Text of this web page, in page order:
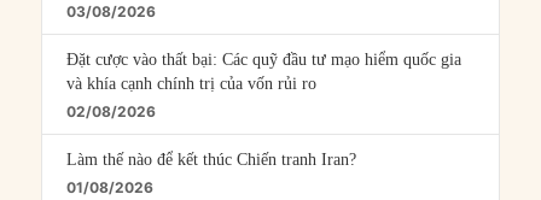
03/08/2026
Đặt cược vào thất bại: Các quỹ đầu tư mạo hiểm quốc gia
và khía cạnh chính trị của vốn rủi ro
02/08/2026
Làm thế nào để kết thúc Chiến tranh Iran?
01/08/2026